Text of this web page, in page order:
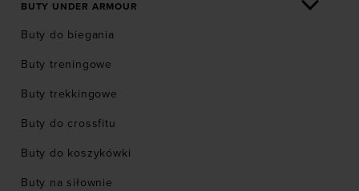
BUTY UNDER ARMOUR
Buty do biegania
Buty treningowe
Buty trekkingowe
Buty do crossfitu
Buty do koszykówki
Buty na siłownie